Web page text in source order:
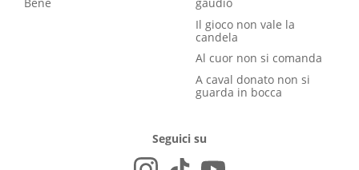
gaudio
Il gioco non vale la
candela
Al cuor non si comanda
A caval donato non si
guarda in bocca
Seguici su